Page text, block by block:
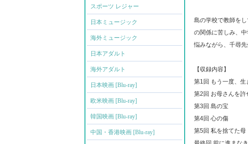
スポーツ レジャー
日本ミュージック
海外ミュージック
日本アダルト
海外アダルト
日本映画 [Blu-ray]
欧米映画 [Blu-ray]
韓国映画 [Blu-ray]
中国・香港映画 [Blu-ray]
島の学校で教師を
の関係に苦しみ、
悩みながら、千尋
【収録内容】
第1回 もう一度、生
第2回 お母さんを許
第3回 島の宝
第4回 心の傷
第5回 私を捨てた母